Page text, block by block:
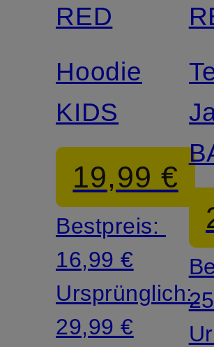
RED
Hoodie
KIDS
19,99 €
Bestpreis:
16,99 €
Ursprünglich:
29,99 €